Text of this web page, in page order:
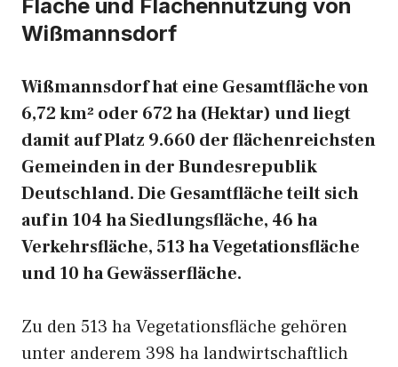
Fläche und Flächennutzung von
Wißmannsdorf
Wißmannsdorf hat eine Gesamtfläche von
6,72 km² oder 672 ha (Hektar) und liegt
damit auf Platz 9.660 der flächenreichsten
Gemeinden in der Bundesrepublik
Deutschland. Die Gesamtfläche teilt sich
auf in 104 ha Siedlungsfläche, 46 ha
Verkehrsfläche, 513 ha Vegetationsfläche
und 10 ha Gewässerfläche.
Zu den 513 ha Vegetationsfläche gehören
unter anderem 398 ha landwirtschaftlich